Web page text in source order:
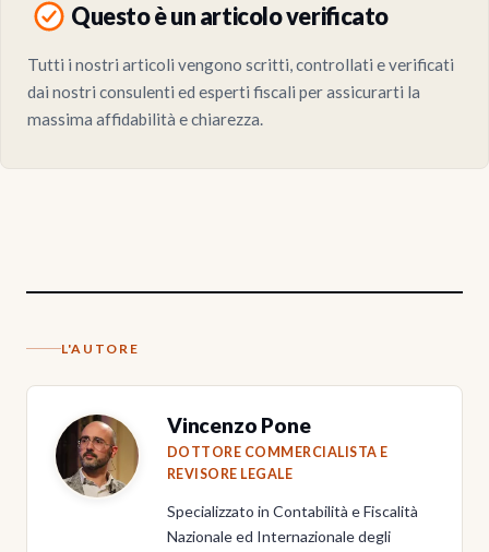
Questo è un articolo verificato
Tutti i nostri articoli vengono scritti, controllati e verificati
dai nostri consulenti ed esperti fiscali per assicurarti la
massima affidabilità e chiarezza.
L'AUTORE
Vincenzo Pone
DOTTORE COMMERCIALISTA E
REVISORE LEGALE
Specializzato in Contabilità e Fiscalità
Nazionale ed Internazionale degli